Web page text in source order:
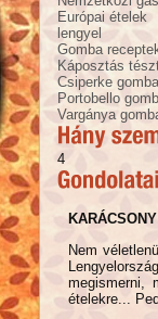
Európai ételek
lengyel
Gomba
Káposztás
Csiperke gomba
Portobello
Vargánya
4
Nem
megismerni,
ételekre...